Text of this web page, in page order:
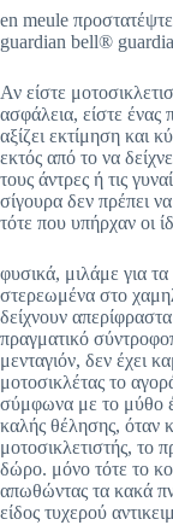
en meule
guardian bell®
Αν είστε
ασφάλεια, είστε ένας
αξίζει εκτίμηση και
εκτός από το να
τους άντρες ή τις
σίγουρα δεν πρέπει
τότε που υπήρχαν οι
φυσικά, μιλάμε για
στερεωμένα στο
δείχνουν
πραγματικό
μενταγιόν, δεν έχει
μοτοσικλέτας το
σύμφωνα με το μύθο
καλής θέλησης, όταν
μοτοσικλετιστής, το
δώρο. μόνο τότε το
απωθώντας τα κακά
είδος τυχερού